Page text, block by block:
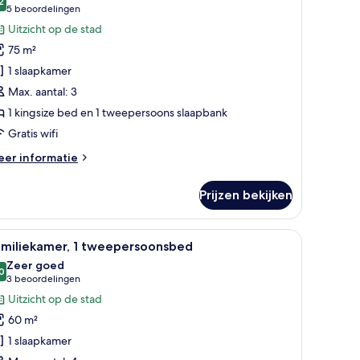
van 10
5 beoordelingen
(5
beoordelingen)
Uitzicht op de stad
75 m²
1 slaapkamer
Max. aantal: 3
1 kingsize bed en 1 tweepersoons slaapbank
Gratis wifi
informatie
Prijzen bekijken
een televisie, een bureau en uitzicht op de stadshemel.
Een moderne hotelkamer met twee
6 1 tweepersoonsbed
van 10
Zeer goed
3 beoordelingen
(3
beoordelingen)
Uitzicht op de stad
60 m²
1 slaapkamer